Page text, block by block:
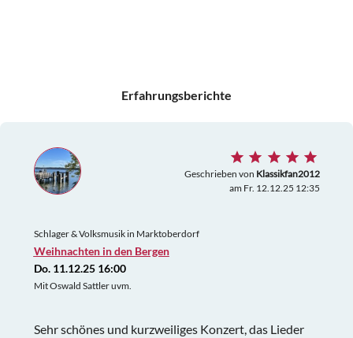
Erfahrungsberichte
Geschrieben von Klassikfan2012
am Fr. 12.12.25 12:35
Schlager & Volksmusik in Marktoberdorf
Weihnachten in den Bergen
Do. 11.12.25 16:00
Mit Oswald Sattler uvm.
Sehr schönes und kurzweiliges Konzert, das Lieder